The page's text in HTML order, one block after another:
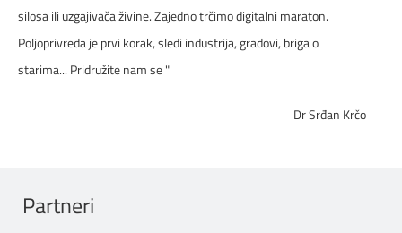
silosa ili uzgajivača živine. Zajedno trčimo digitalni maraton.
Poljoprivreda je prvi korak, sledi industrija, gradovi, briga o
starima... Pridružite nam se "
Dr Srđan Krčo
Partneri